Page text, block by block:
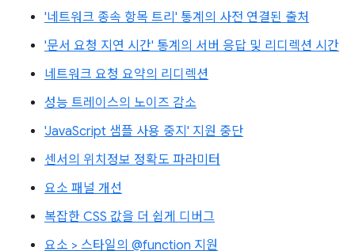
'네트워크 종속 항목 트리' 통계의 사전 연결된 출처
'문서 요청 지연 시간' 통계의 서버 응답 및 리디렉션 시간
네트워크 요청 요약의 리디렉션
성능 트레이스의 노이즈 감소
'JavaScript 샘플 사용 중지' 지원 중단
센서의 위치정보 정확도 파라미터
요소 패널 개선
복잡한 CSS 값을 더 쉽게 디버그
요소 > 스타일의 @function 지원